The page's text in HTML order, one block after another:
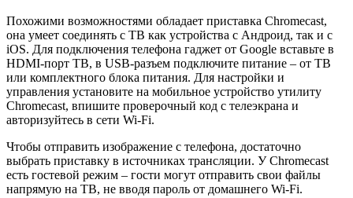
Похожими возможностями обладает приставка Chromecast,
она умеет соединять с ТВ как устройства с Андроид, так и с
iOS. Для подключения телефона гаджет от Google вставьте в
HDMI-порт ТВ, в USB-разъем подключите питание – от ТВ
или комплектного блока питания. Для настройки и
управления установите на мобильное устройство утилиту
Chromecast, впишите проверочный код с телеэкрана и
авторизуйтесь в сети Wi-Fi.
Чтобы отправить изображение с телефона, достаточно
выбрать приставку в источниках трансляции. У Chromecast
есть гостевой режим – гости могут отправить свои файлы
напрямую на ТВ, не вводя пароль от домашнего Wi-Fi.